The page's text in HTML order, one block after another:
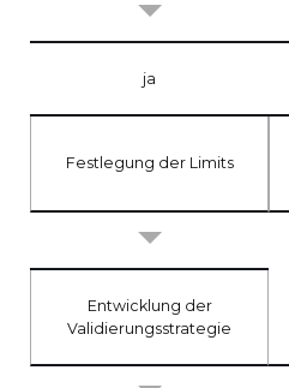
ja
Festlegung der Limits
Entwicklung der
Validierungsstrategie